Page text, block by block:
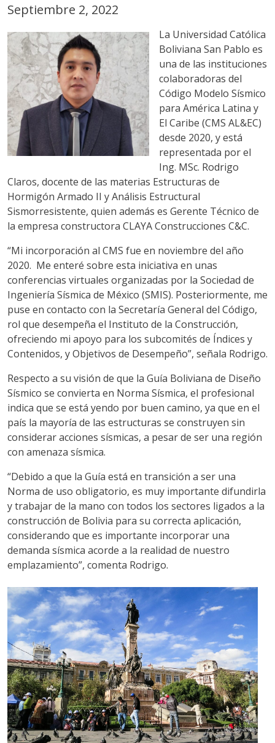
Septiembre 2, 2022
La Universidad Católica
Boliviana San Pablo es
una de las instituciones
colaboradoras del
Código Modelo Sísmico
para América Latina y
El Caribe (CMS AL&EC)
desde 2020, y está
representada por el
Ing. MSc. Rodrigo
Claros, docente de las materias Estructuras de
Hormigón Armado II y Análisis Estructural
Sismorresistente, quien además es Gerente Técnico de
la empresa constructora CLAYA Construcciones C&C.
“Mi incorporación al CMS fue en noviembre del año
2020. Me enteré sobre esta iniciativa en unas
conferencias virtuales organizadas por la Sociedad de
Ingeniería Sísmica de México (SMIS). Posteriormente, me
puse en contacto con la Secretaría General del Código,
rol que desempeña el Instituto de la Construcción,
ofreciendo mi apoyo para los subcomités de Índices y
Contenidos, y Objetivos de Desempeño”, señala Rodrigo.
Respecto a su visión de que la Guía Boliviana de Diseño
Sísmico se convierta en Norma Sísmica, el profesional
indica que se está yendo por buen camino, ya que en el
país la mayoría de las estructuras se construyen sin
considerar acciones sísmicas, a pesar de ser una región
con amenaza sísmica.
“Debido a que la Guía está en transición a ser una
Norma de uso obligatorio, es muy importante difundirla
y trabajar de la mano con todos los sectores ligados a la
construcción de Bolivia para su correcta aplicación,
considerando que es importante incorporar una
demanda sísmica acorde a la realidad de nuestro
emplazamiento”, comenta Rodrigo.